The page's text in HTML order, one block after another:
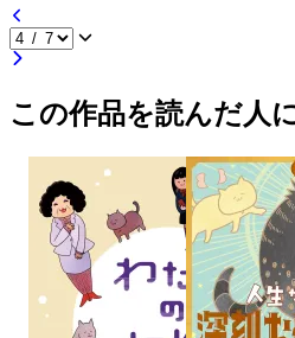
この作品を読んだ人